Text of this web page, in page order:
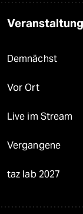
Demnächst
Vor Ort
Live im Stream
Vergangene
taz lab 2027